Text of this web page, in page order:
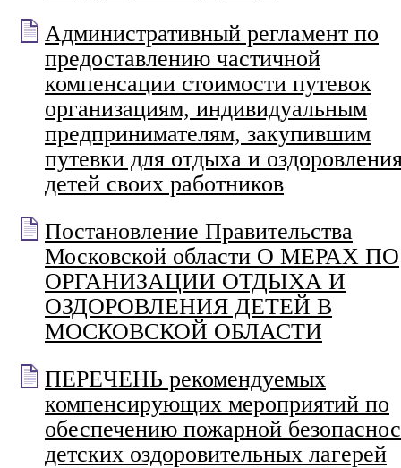
Административный регламент по
предоставлению частичной
компенсации стоимости путевок
организациям, индивидуальным
предпринимателям, закупившим
путевки для отдыха и
детей своих работников
Постановление Правительства
Московской области О МЕРАХ ПО
ОРГАНИЗАЦИИ ОТДЫХА И
ОЗДОРОВЛЕНИЯ ДЕТЕЙ В
МОСКОВСКОЙ ОБЛАСТИ
ПЕРЕЧЕНЬ рекомендуемых
компенсирующих мероприятий по
обеспечению пожарной
детских оздоровительных лагерей